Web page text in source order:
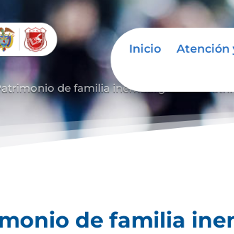
Inicio Atención
de familia inembargable
de familia